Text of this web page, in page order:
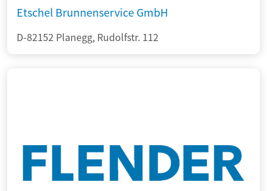
Etschel Brunnenservice GmbH
D-82152 Planegg, Rudolfstr. 112